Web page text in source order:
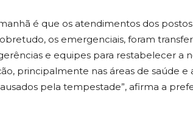
é que os atendimentos dos
os emergenciais, foram
e equipes para restabelecer a
principalmente nas áreas de saúde e
pela tempestade”, afirma a